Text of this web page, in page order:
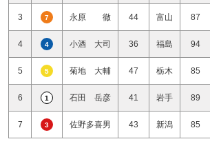
3 7 永原 徹 44 富山 87
4 4 小酒 大司 36 福島 94
5 5 菊地 大輔 47 栃木 85
6 1 石田 岳彦 41 岩手 89
7 3 佐野多喜男 43 新潟 85